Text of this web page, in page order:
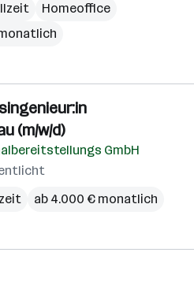
Homeoffice
(m/w/d)
GmbH
ab 4.000 € monatlich